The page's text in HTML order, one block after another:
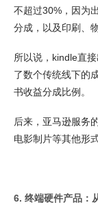
不超过30%，因为
分成，以及印刷、
所以说，kindle直
了数个传统线下的
书收益分成比例。
后来，亚马逊服务
电影制片等其他形
6. 终端硬件产品：